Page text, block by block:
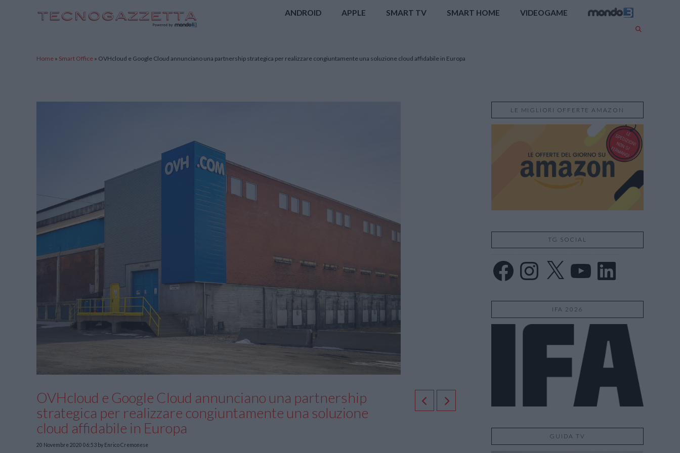
ANDROID APPLE SMART TV SMART HOME VIDEOGAME
Home » Smart Office » OVHcloud e Google Cloud annunciano una partnership strategica per realizzare congiuntamente una soluzione cloud affidabile in Europa
OVHcloud e Google Cloud annunciano una partnership
strategica per realizzare congiuntamente una soluzione
cloud affidabile in Europa
20 Novembre 2020 06:53 by Enrico Cremonese
LE MIGLIORI OFFERTE AMAZON
TG SOCIAL
Facebook Instagram YouTube LinkedIn
IFA 2026
GUIDA TV